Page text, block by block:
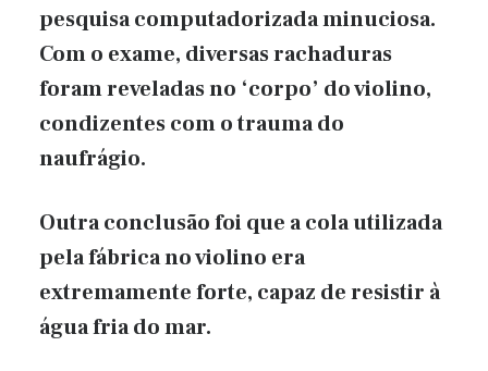
pesquisa computadorizada minuciosa.
Com o exame, diversas rachaduras
foram reveladas no ‘corpo’ do violino,
condizentes com o trauma do
naufrágio.
Outra conclusão foi que a cola utilizada
pela fábrica no violino era
extremamente forte, capaz de resistir à
água fria do mar.